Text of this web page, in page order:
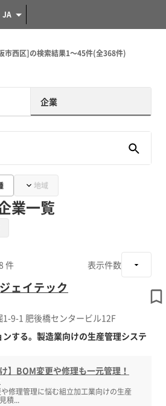
JA
市西区]の検索結果1～45件(全368件)
企業
業一覧
件 表示件数
ェイテック
9-1 肥後橋センタービル12F
する。製造業向けの生産管理システ
】BOM変更や修理も一元管理！
修理管理に悩む組立加工業向けの生産
積...
地域